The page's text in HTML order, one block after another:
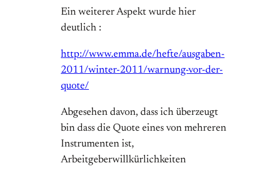
Ein weiterer Aspekt wurde hier
deutlich :
http://www.emma.de/hefte/ausgaben-
2011/winter-2011/warnung-vor-der-
quote/
Abgesehen davon, dass ich überzeugt
bin dass die Quote eines von mehreren
Instrumenten ist,
Arbeitgeberwillkürlichkeiten